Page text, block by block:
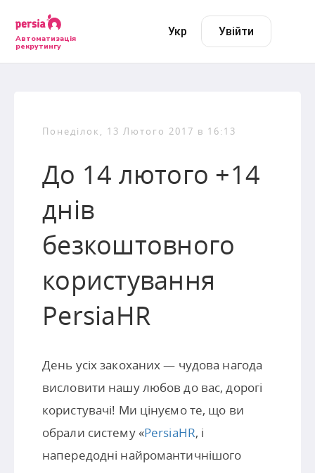
Автоматизація
рекрутингу
Укр Увійти
Понеділок, 13 Лютого 2017 в 16:13
До 14 лютого +14
днів
безкоштовного
користування
PersiaHR
День усіх закоханих — чудова нагода
висловити нашу любов до вас, дорогі
користувачі! Ми цінуємо те, що ви
обрали систему «PersiaHR, і
напередодні найромантичнішого